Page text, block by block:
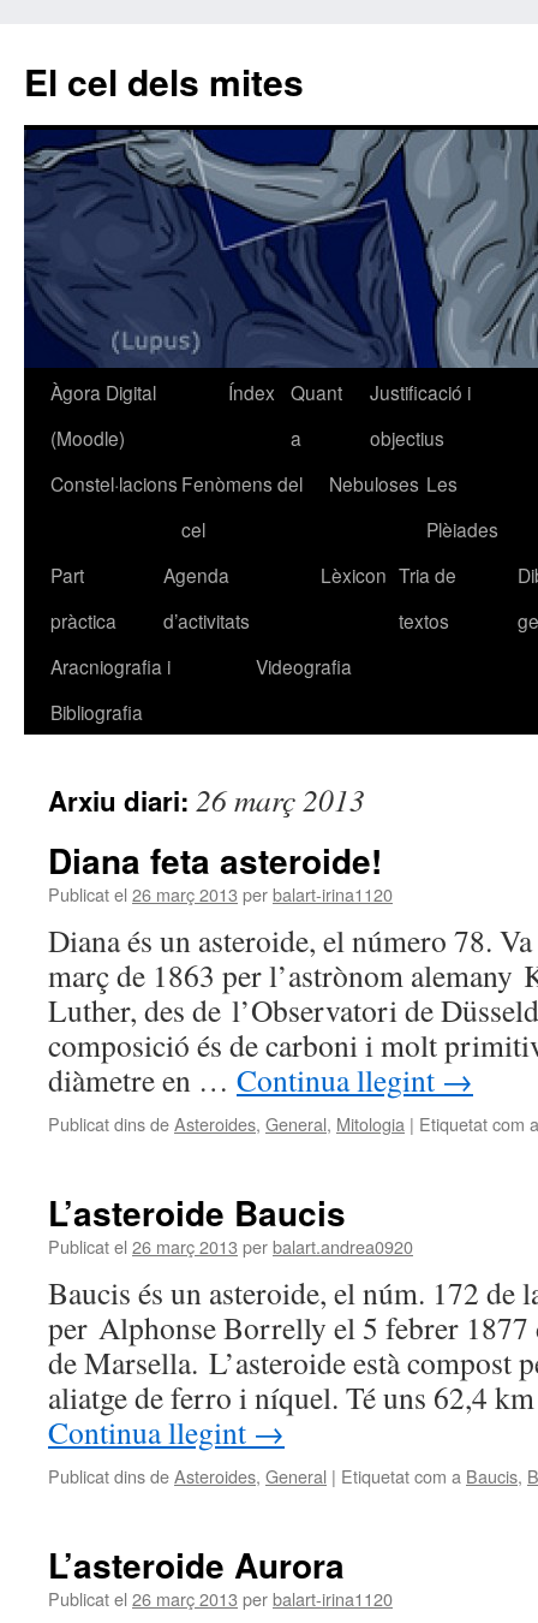
El cel dels mites
Vés
contingut
Àgora Digital
(Moodle)
Índex
Quant
a
Justificació i
objectius
Constel·lacions Fenòmens del
cel
Nebuloses Les
Plèiades
Part
pràctica
Agenda
d’activitats
Lèxicon Tria de
textos
Aracniografia i
Bibliografia
Videografia
Arxiu diari: 26 març 2013
Diana feta asteroide!
Publicat el 26 març 2013 perbalart-irina1120
Diana és un asteroide, el número 78.
març de 1863 per l’astrònom alemany
Luther, des de l’Observatori de
composició és de carboni i molt
diàmetre en … Continua llegint →
Publicat dins deAsteroides, General, Mitologia | Etiquetat com a
L’asteroide Baucis
Publicat el 26 març 2013 perbalart.andrea0920
Baucis és un asteroide, el núm. 172 de
per Alphonse Borrelly el 5 febrer 1877
de Marsella. L’asteroide està compost
aliatge de ferro i níquel. Té uns 62,4
Continua llegint →
Publicat dins deAsteroides, General | Etiquetat com a Baucis,
L’asteroide Aurora
Publicat el 26 març 2013 perbalart-irina1120